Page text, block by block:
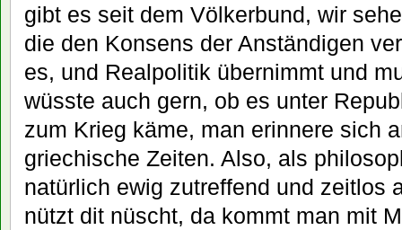
gibt es seit dem Völkerbund, wir
die den Konsens der Anständigen
es, und Realpolitik übernimmt und
wüsste auch gern, ob es unter
zum Krieg käme, man erinnere sich
griechische Zeiten. Also, als
natürlich ewig zutreffend und zeitlos
nützt dit nüscht, da kommt man mit